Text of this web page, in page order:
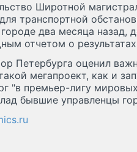
Широтной
транспортной
городе два месяца назад,
отчетом о
Петербурга оценил
мегапроект, как и
"в премьер-лигу
бывшие управленцы